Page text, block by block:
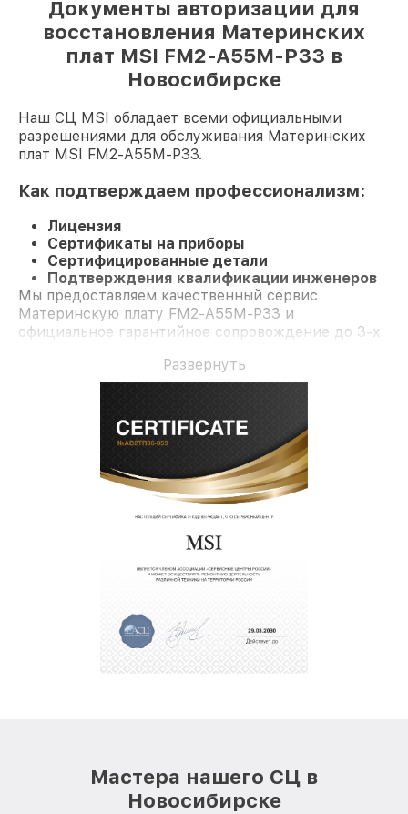
Документы авторизации для
восстановления Материнских
плат MSI FM2-A55M-P33 в
Новосибирске
Наш СЦ MSI обладает всеми официальными
разрешениями для обслуживания Материнских
плат MSI FM2-A55M-P33.
Как подтверждаем профессионализм:
Лицензия
Сертификаты на приборы
Сертифицированные детали
Подтверждения квалификации инженеров
Мы предоставляем качественный сервис
Материнскую плату FM2-A55M-P33 и
официальное гарантийное сопровождение до 3-х
Развернуть
Мастера нашего СЦ в
Новосибирске